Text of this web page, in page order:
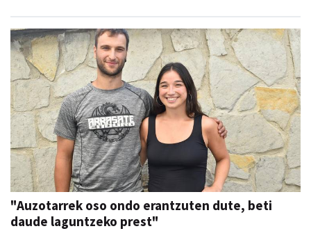
"Auzotarrek oso ondo erantzuten dute, beti
daude laguntzeko prest"